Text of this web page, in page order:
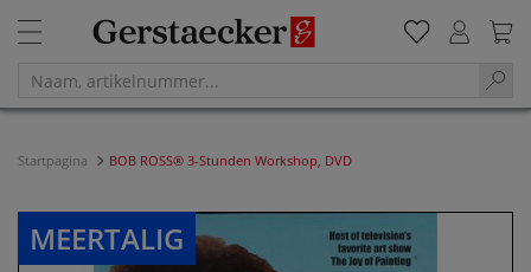
Startpagina BOB ROSS® 3-Stunden Workshop, DVD
MEERTALIG